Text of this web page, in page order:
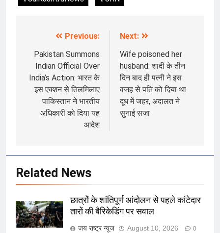
navigation
Previous:
Pakistan Summons
Indian Official Over
India’s Action: भारत के
इस एक्शन से तिलमिलाए
पाकिस्तान ने भारतीय
अधिकारी को दिया यह
आदेश
Next:
Wife poisoned her
husband: शादी के तीन
दिन बाद ही पत्नी ने इस
वजह से पति को दिया था
दूध में जहर, अदालत ने
सुनाई सजा
Related News
छात्रों के शांतिपूर्ण आंदोलन से पहले कांटेदार
तारों की बैरिकेडिंग पर सवाल
जय राष्ट्र न्यूज August 10, 2026 0